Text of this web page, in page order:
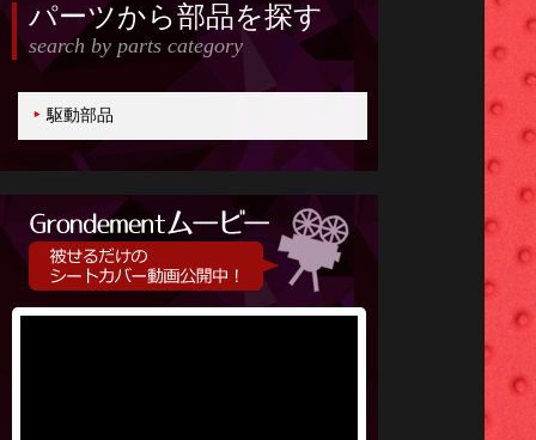
パーツから部品を探す
search by parts category
駆動部品